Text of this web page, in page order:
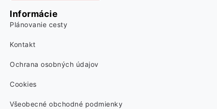
Informácie
Plánovanie cesty
Kontakt
Ochrana osobných údajov
Cookies
Všeobecné obchodné podmienky